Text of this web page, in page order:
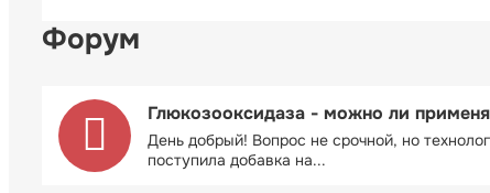
Форум
Глюкозооксидаза - можно ли
День добрый! Вопрос не срочной, но
поступила добавка на...